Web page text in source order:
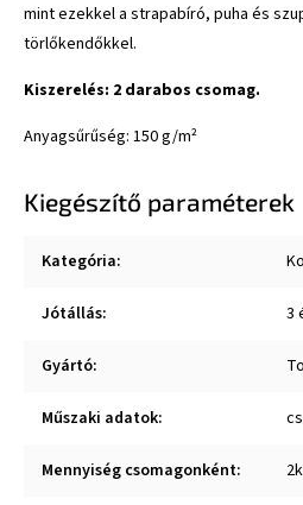
mint ezekkel a strapabíró, puha és
törlőkendőkkel.
Kiszerelés: 2 darabos csomag.
Anyagsűrűség: 150 g/m²
Kiegészítő paraméterek
Kategória:
Jótállás: 3
Gyártó:
Műszaki adatok:
Mennyiség csomagonként: